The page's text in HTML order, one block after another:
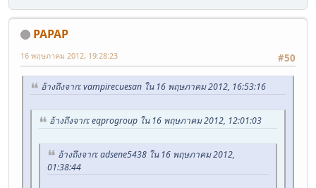
PAPAP
#50
16 พฤษภาคม 2012, 19:28:23
อ้างถึงจาก: vampirecuesan ใน 16 พฤษภาคม 2012, 16:53:16
อ้างถึงจาก: eqprogroup ใน 16 พฤษภาคม 2012, 12:01:03
อ้างถึงจาก: adsene5438 ใน 16 พฤษภาคม 2012,
01:38:44